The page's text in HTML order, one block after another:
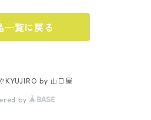
一覧に戻る
KYUJIRO by 山口屋
by